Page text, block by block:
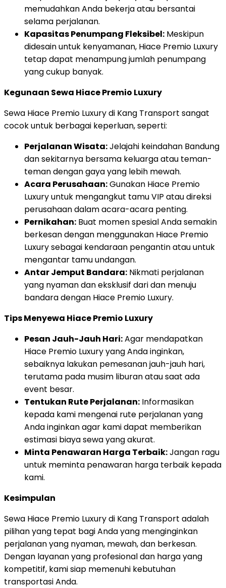
memudahkan Anda bekerja atau bersantai
selama perjalanan.
Kapasitas Penumpang Fleksibel: Meskipun
didesain untuk kenyamanan, Hiace Premio Luxury
tetap dapat menampung jumlah penumpang
yang cukup banyak.
Kegunaan Sewa Hiace Premio Luxury
Sewa Hiace Premio Luxury di Kang Transport sangat
cocok untuk berbagai keperluan, seperti:
Perjalanan Wisata:Jelajahi keindahan Bandung
dan sekitarnya bersama keluarga atau teman-
teman dengan gaya yang lebih mewah.
Acara Perusahaan:Gunakan Hiace Premio
Luxury untuk mengangkut tamu VIP atau direksi
perusahaan dalam acara-acara penting.
Pernikahan: Buat momen spesial Anda semakin
berkesan dengan menggunakan Hiace Premio
Luxury sebagai kendaraan pengantin atau untuk
mengantar tamu undangan.
Antar Jemput Bandara: Nikmati perjalanan
yang nyaman dan eksklusif dari dan menuju
bandara dengan Hiace Premio Luxury.
Tips Menyewa Hiace Premio Luxury
Pesan Jauh-Jauh Hari:Agar mendapatkan
Hiace Premio Luxury yang Anda inginkan,
sebaiknya lakukan pemesanan jauh-jauh hari,
terutama pada musim liburan atau saat ada
event besar.
Tentukan Rute Perjalanan: Informasikan
kepada kami mengenai rute perjalanan yang
Anda inginkan agar kami dapat memberikan
estimasi biaya sewa yang akurat.
Minta Penawaran Harga Terbaik:Jangan ragu
untuk meminta penawaran harga terbaik kepada
kami.
Kesimpulan
Sewa Hiace Premio Luxury di Kang Transport adalah
pilihan yang tepat bagi Anda yang menginginkan
perjalanan yang nyaman, mewah, dan berkesan.
Dengan layanan yang profesional dan harga yang
kompetitif, kami siap memenuhi kebutuhan
transportasi Anda.